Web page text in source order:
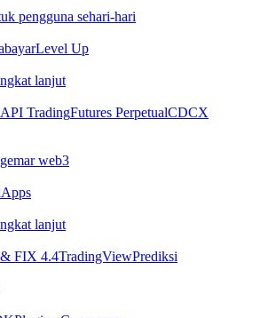
pengguna sehari-hari
Level Up
lanjut
API TradingFutures PerpetualCDCX
web3
lanjut
FIX 4.4TradingViewPrediksi